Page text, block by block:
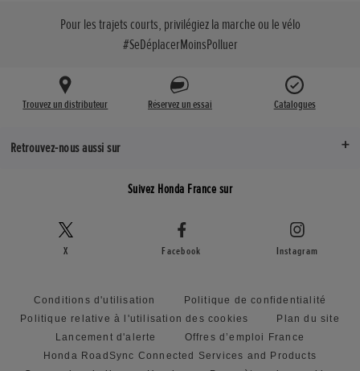
Pour les trajets courts, privilégiez la marche ou le vélo
#SeDéplacerMoinsPolluer
Trouvez un distributeur Réservez un essai Catalogues
Retrouvez-nous aussi sur
Suivez Honda France sur
X Facebook Instagram
Conditions d'utilisation
Politique de confidentialité
Politique relative à l'utilisation des cookies
Plan du site
Lancement d'alerte
Offres d’emploi France
Honda RoadSync Connected Services and Products